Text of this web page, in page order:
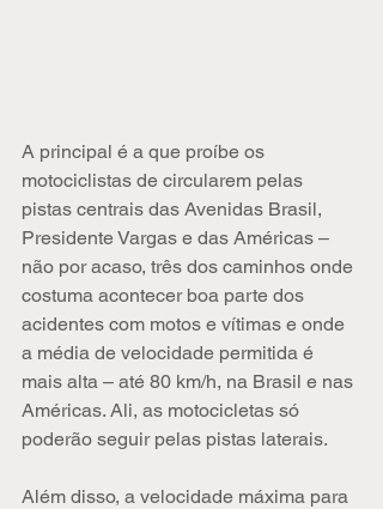
A principal é a que proíbe os
motociclistas de circularem pelas
pistas centrais das Avenidas Brasil,
Presidente Vargas e das Américas –
não por acaso, três dos caminhos onde
costuma acontecer boa parte dos
acidentes com motos e vítimas e onde
a média de velocidade permitida é
mais alta – até 80 km/h, na Brasil e nas
Américas. Ali, as motocicletas só
poderão seguir pelas pistas laterais.
Além disso, a velocidade máxima para